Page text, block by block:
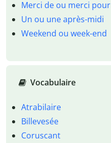
Merci de ou merci pour
Un ou une après-midi
Weekend ou week-end
Vocabulaire
Atrabilaire
Billevesée
Coruscant